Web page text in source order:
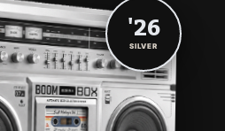
'26
SILVER